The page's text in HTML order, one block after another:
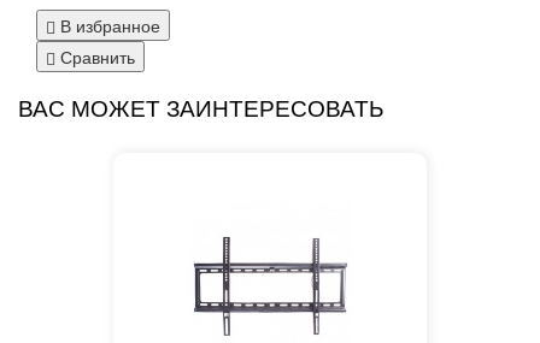
В избранное
Сравнить
ВАС МОЖЕТ ЗАИНТЕРЕСОВАТЬ